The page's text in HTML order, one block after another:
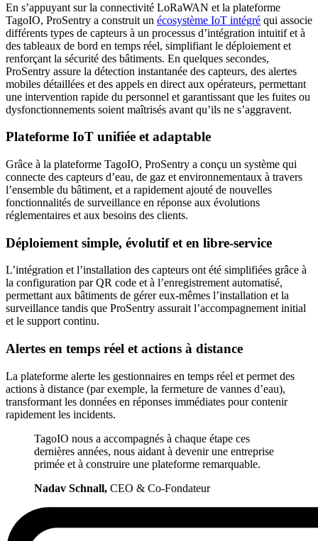
En s’appuyant sur la connectivité LoRaWAN et la plateforme
TagoIO, ProSentry a construit un écosystème IoT intégré qui associe
différents types de capteurs à un processus d’intégration intuitif et à
des tableaux de bord en temps réel, simplifiant le déploiement et
renforçant la sécurité des bâtiments. En quelques secondes,
ProSentry assure la détection instantanée des capteurs, des alertes
mobiles détaillées et des appels en direct aux opérateurs, permettant
une intervention rapide du personnel et garantissant que les fuites ou
dysfonctionnements soient maîtrisés avant qu’ils ne s’aggravent.
Plateforme IoT unifiée et adaptable
Grâce à la plateforme TagoIO, ProSentry a conçu un système qui
connecte des capteurs d’eau, de gaz et environnementaux à travers
l’ensemble du bâtiment, et a rapidement ajouté de nouvelles
fonctionnalités de surveillance en réponse aux évolutions
réglementaires et aux besoins des clients.
Déploiement simple, évolutif et en libre-service
L’intégration et l’installation des capteurs ont été simplifiées grâce à
la configuration par QR code et à l’enregistrement automatisé,
permettant aux bâtiments de gérer eux-mêmes l’installation et la
surveillance tandis que ProSentry assurait l’accompagnement initial
et le support continu.
Alertes en temps réel et actions à distance
La plateforme alerte les gestionnaires en temps réel et permet des
actions à distance (par exemple, la fermeture de vannes d’eau),
transformant les données en réponses immédiates pour contenir
rapidement les incidents.
TagoIO nous a accompagnés à chaque étape ces
dernières années, nous aidant à devenir une entreprise
primée et à construire une plateforme remarquable.
Nadav Schnall, CEO & Co-Fondateur